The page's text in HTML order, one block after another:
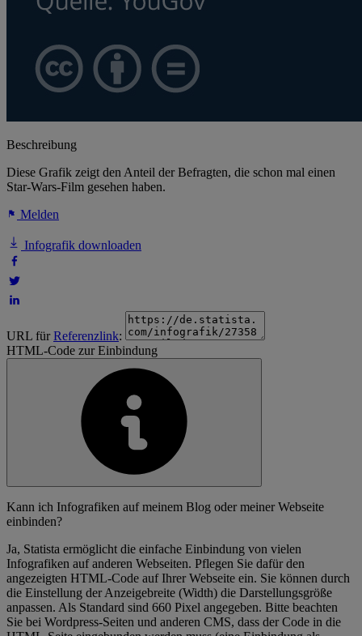
Beschreibung
Diese Grafik zeigt den Anteil der Befragten, die schon mal einen
Star-Wars-Film gesehen haben.
Melden
Infografik downloaden
URL fürReferenzlink:
HTML-Code zur Einbindung
Kann ich Infografiken auf meinem Blog oder meiner Webseite
einbinden?
Ja, Statista ermöglicht die einfache Einbindung von vielen
Infografiken auf anderen Webseiten. Pflegen Sie dafür den
angezeigten HTML-Code auf Ihrer Webseite ein. Sie können durch
die Einstellung der Anzeigebreite (Width) die Darstellungsgröße
anpassen. Als Standard sind 660 Pixel angegeben. Bitte beachten
Sie bei Wordpress-Seiten und anderen CMS, dass der Code in die